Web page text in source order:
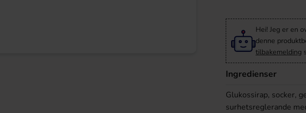
Hei! Jeg er en
denne
tilbakemelding
Ingredienser
Glukossirap, socker,
surhetsreglerande